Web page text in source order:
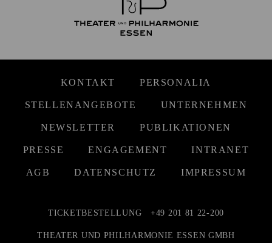
KONTAKT PERSONALIA
STELLENANGEBOTE UNTERNEHMEN
NEWSLETTER PUBLIKATIONEN
PRESSE ENGAGEMENT INTRANET
AGB DATENSCHUTZ IMPRESSUM
TICKETBESTELLUNG +49 201 81 22-200
THEATER UND PHILHARMONIE ESSEN GMBH